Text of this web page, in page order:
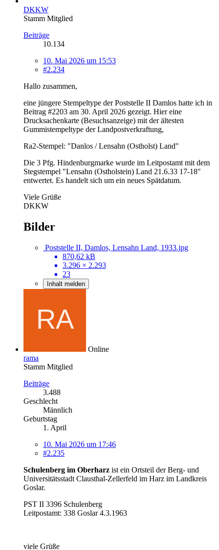
DKKW
Stamm Mitglied
Beiträge
10.134
10. Mai 2026 um 15:53
#2.234
Hallo zusammen,
eine jüngere Stempeltype der Poststelle II Damlos hatte ich in
Beitrag #2203 am 30. April 2026 gezeigt. Hier eine
Drucksachenkarte (Besuchsanzeige) mit der ältesten
Gummistempeltype der Landpostverkraftung,
Ra2-Stempel: "Danlos / Lensahn (Ostholst) Land"
Die 3 Pfg. Hindenburgmarke wurde im Leitpostamt mit dem
Stegstempel "Lensahn (Ostholstein) Land 21.6.33 17-18"
entwertet. Es handelt sich um ein neues Spätdatum.
Viele Grüße
DKKW
Bilder
Poststelle II, Damlos, Lensahn Land, 1933.jpg
870,62 kB
3.296 × 2.293
23
Inhalt melden
Online
rama
Stamm Mitglied
Beiträge
3.488
Geschlecht
Männlich
Geburtstag
1. April
10. Mai 2026 um 17:46
#2.235
Schulenberg im Oberharz ist ein Ortsteil der Berg- und
Universitätsstadt Clausthal-Zellerfeld im Harz im Landkreis
Goslar.
PST II 3396 Schulenberg
Leitpostamt: 338 Goslar 4.3.1963
viele Grüße